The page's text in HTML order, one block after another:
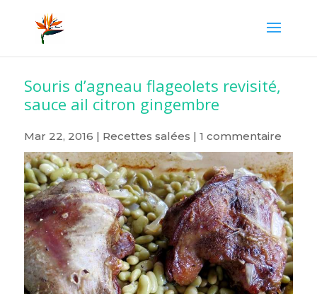
Souris d’agneau flageolets revisité,
sauce ail citron gingembre
Mar 22, 2016 | Recettes salées | 1 commentaire